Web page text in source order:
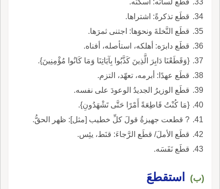
قطَع تذكرةً: اشتراها.
قطَع النَّخلةَ ونحوَها: اجتنى ثمرَها.
قطَع دابرَه: أهلكه، استأصله، أفناه.
{وَقَطَعْنَا دَابِرَ الَّذِينَ كَذَّبُوا بِآيَاتِنَا وَمَا كَانُوا مُؤْمِنِينَ}.
قطَع عهدًا: أبرمه، تعهّد، التزم.
قطَع الوزيرُ الجديدُ الوعودَ على نفسه.
{مَا كُنْتُ قَاطِعَةً أَمْرًا حَتَّى تَشْهَدُونِ}.
? قطعت جهيزةُ قولَ كلِّ خطيب [مثل]: ظهر الحقُّ.
قطَع الأملَ/ قطَع الرَّجاءَ: قنَط، يئِس.
قطَع نَفَسَه.
(ب) استقطعَ